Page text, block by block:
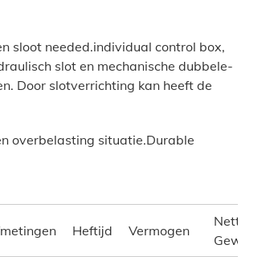
sloot needed.individual control box,
slot en mechanische dubbele-
Door slotverrichting kan heeft de
overbelasting situatie.Durable
Heftijd Vermogen
Netto
Gewicht